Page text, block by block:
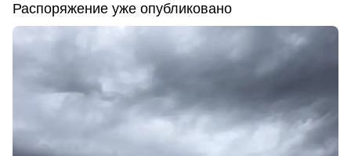
Распоряжение уже опубликовано